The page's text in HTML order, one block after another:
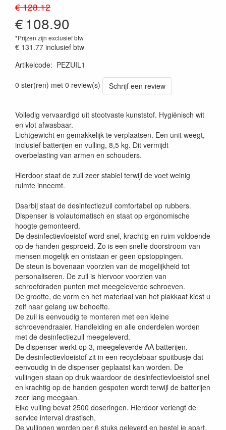
€ 128.12
€108.90
*Prijzen zijn exclusief btw
€ 131.77 inclusief btw
Artikelcode: PEZUIL1
0 ster(ren) met 0 review(s)
Schrijf een review
Volledig vervaardigd uit stootvaste kunststof. Hygiënisch wit
en vlot afwasbaar.
Lichtgewicht en gemakkelijk te verplaatsen. Een unit weegt,
inclusief batterijen en vulling, 8,5 kg. Dit vermijdt
overbelasting van armen en schouders.
Hierdoor staat de zuil zeer stabiel terwijl de voet weinig
ruimte inneemt.
Daarbij staat de desinfectiezuil comfortabel op rubbers.
Dispenser is volautomatisch en staat op ergonomische
hoogte gemonteerd.
De desinfectievloeistof word snel, krachtig en ruim voldoende
op de handen gesproeid. Zo is een snelle doorstroom van
mensen mogelijk en ontstaan er geen opstoppingen.
De steun is bovenaan voorzien van de mogelijkheid tot
personaliseren. De zuil is hiervoor voorzien van
schroefdraden punten met meegeleverde schroeven.
De grootte, de vorm en het materiaal van het plakkaat kiest u
zelf naar gelang uw behoefte.
De zuil is eenvoudig te monteren met een kleine
schroevendraaier. Handleiding en alle onderdelen worden
met de desinfectiezuil meegeleverd.
De dispenser werkt op 3, meegeleverde AA batterijen.
De desinfectievloeistof zit in een recyclebaar spuitbusje dat
eenvoudig in de dispenser geplaatst kan worden. De
vullingen staan op druk waardoor de desinfectievloeistof snel
en krachtig op de handen gespoten wordt terwijl de batterijen
zeer lang meegaan.
Elke vulling bevat 2500 doseringen. Hierdoor verlengt de
service interval drastisch.
De vullingen worden per 6 stuks geleverd en bestel je apart.